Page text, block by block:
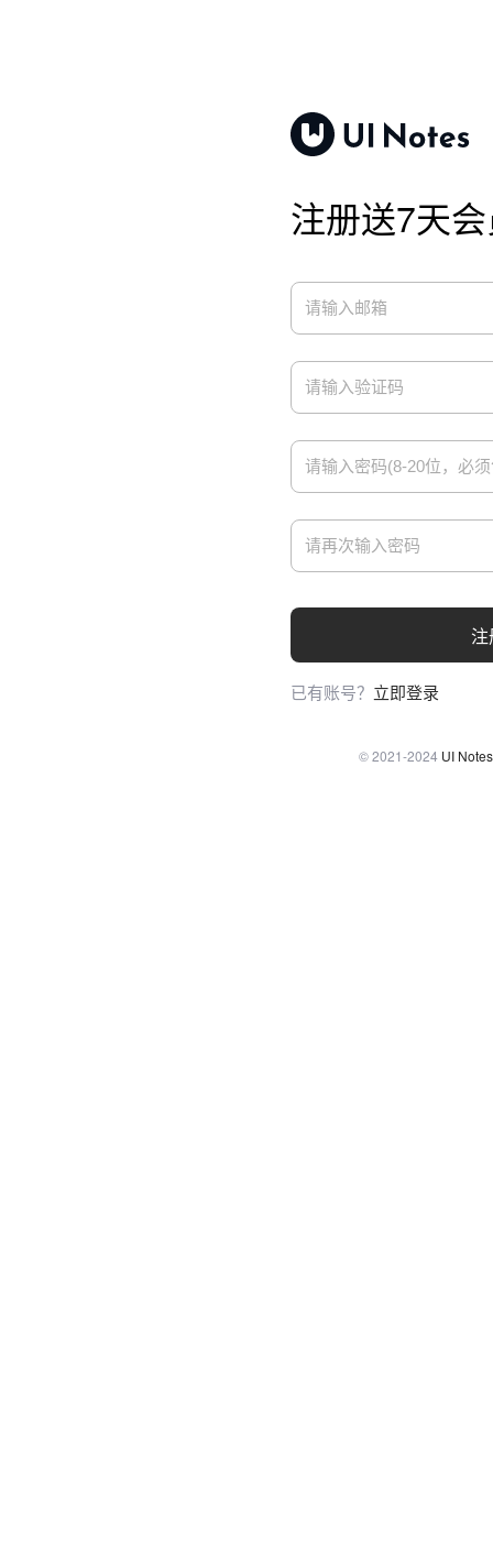
注册送7天
已有账号？ 立即登录
© 2021-2024 UI Notes